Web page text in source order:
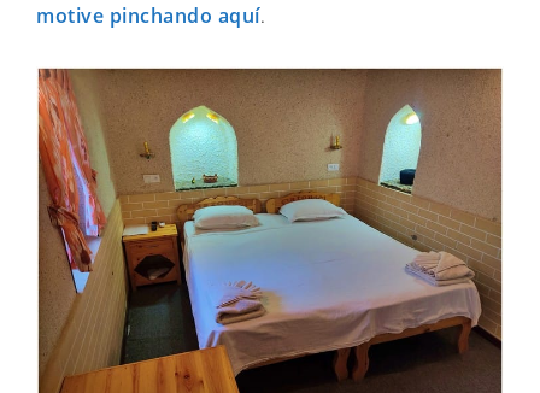
motive pinchando aquí.